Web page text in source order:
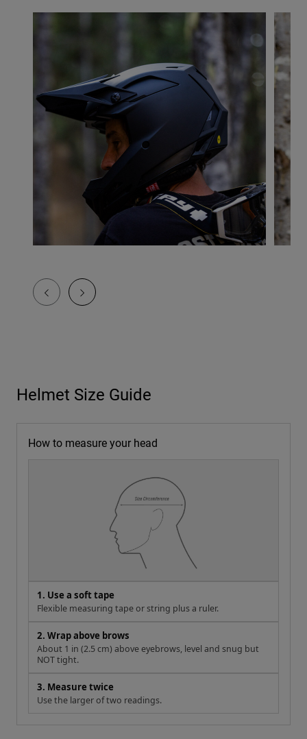
Helmet Size Guide
How to measure your head
1. Use a soft tape
Flexible measuring tape or string plus a ruler.
2. Wrap above brows
About 1 in (2.5 cm) above eyebrows, level and snug but
NOT tight.
3. Measure twice
Use the larger of two readings.